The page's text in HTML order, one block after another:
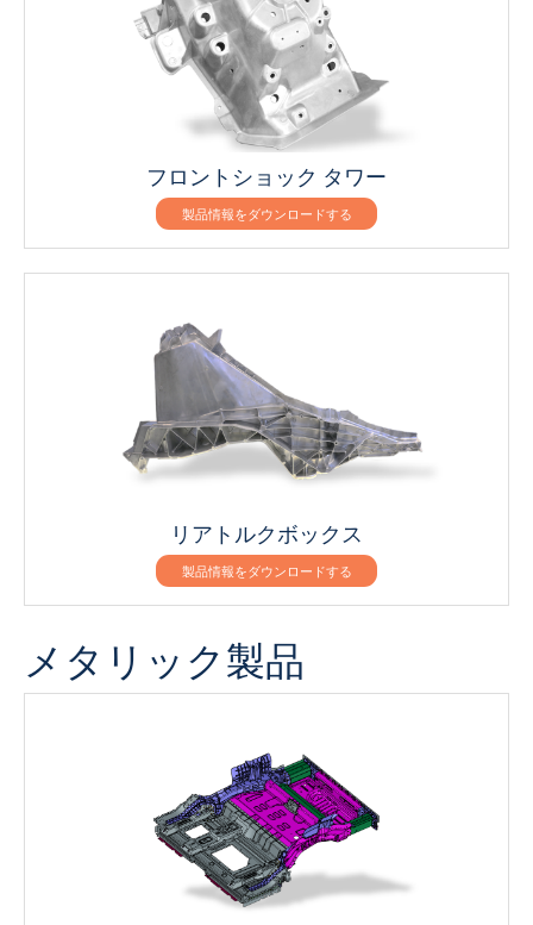
フロントショック タワー
製品情報をダウンロードする
リアトルクボックス
製品情報をダウンロードする
メタリック製品